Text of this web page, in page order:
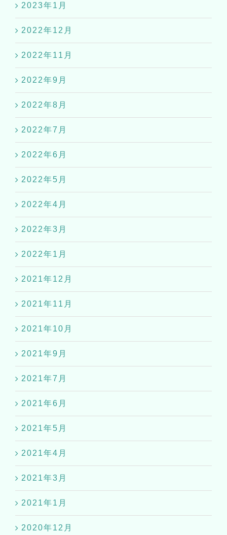
2023年1月
2022年12月
2022年11月
2022年9月
2022年8月
2022年7月
2022年6月
2022年5月
2022年4月
2022年3月
2022年1月
2021年12月
2021年11月
2021年10月
2021年9月
2021年7月
2021年6月
2021年5月
2021年4月
2021年3月
2021年1月
2020年12月